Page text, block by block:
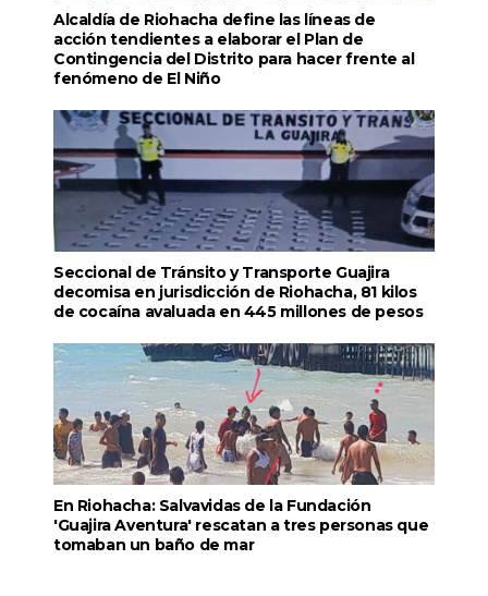
Alcaldía de Riohacha define las líneas de
acción tendientes a elaborar el Plan de
Contingencia del Distrito para hacer frente al
fenómeno de El Niño
Seccional de Tránsito y Transporte Guajira
decomisa en jurisdicción de Riohacha, 81 kilos
de cocaína avaluada en 445 millones de pesos
En Riohacha: Salvavidas de la Fundación
'Guajira Aventura' rescatan a tres personas que
tomaban un baño de mar